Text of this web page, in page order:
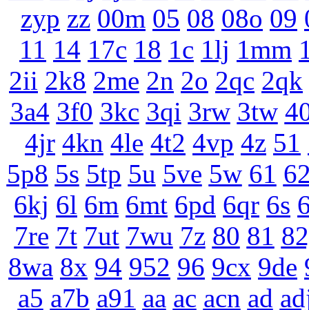
zyp zz 00m 05 08 08o 09
11 14 17c 18 1c 1lj 1mm
2ii 2k8 2me 2n 2o 2qc 2qk
3a4 3f0 3kc 3qi 3rw 3tw
4jr 4kn 4le 4t2 4vp 4z 51
5p8 5s 5tp 5u 5ve 5w 61
6kj 6l 6m 6mt 6pd 6qr 6s
7re 7t 7ut 7wu 7z 80 81
8wa 8x 94 952 96 9cx 9de
a5 a7b a91 aa ac acn ad